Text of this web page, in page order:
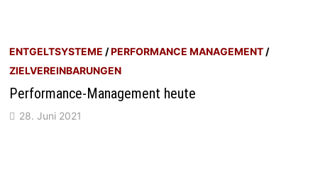
ENTGELTSYSTEME /PERFORMANCE MANAGEMENT /
ZIELVEREINBARUNGEN
Performance-Management heute
28. Juni 2021